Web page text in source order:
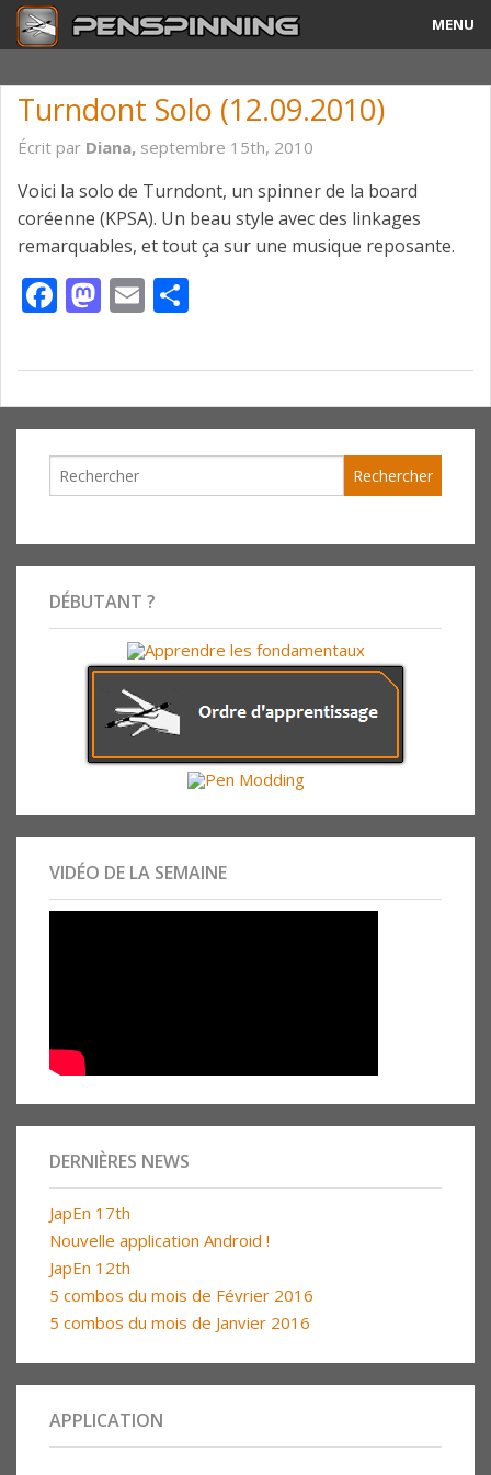
MENU
Tricks & Combos
Tournois
Contact
Turndont Solo (12.09.2010)
Écrit par Diana, septembre 15th, 2010
Voici la solo de Turndont, un spinner de la board
coréenne (KPSA). Un beau style avec des linkages
remarquables, et tout ça sur une musique reposante.
Facebook
Mastodon
Email
DÉBUTANT ?
VIDÉO DE LA SEMAINE
DERNIÈRES NEWS
JapEn 17th
Nouvelle application Android !
JapEn 12th
5 combos du mois de Février 2016
5 combos du mois de Janvier 2016
APPLICATION